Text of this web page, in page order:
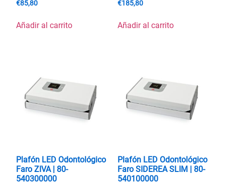
€85,80
Añadir al carrito
€185,80
Añadir al carrito
Plafón LED Odontológico
Faro ZIVA | 80-
540300000
Plafón LED Odontológico
Faro SIDEREA SLIM | 80-
540100000